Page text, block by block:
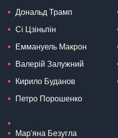
Дональд Трамп
Сі Цзіньпін
Еммануель Макрон
Валерій Залужний
Кирило Буданов
Петро Порошенко
Мар'яна Безугла